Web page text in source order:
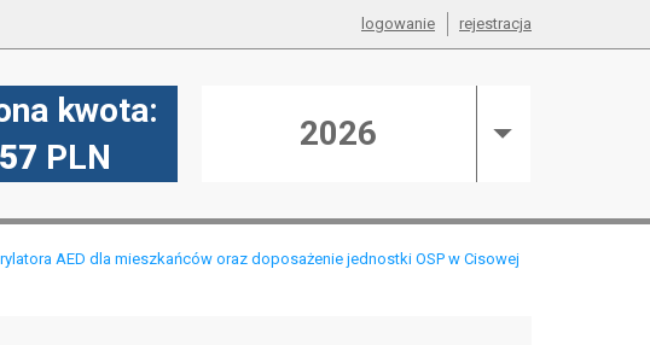
rejestracja
logowanie
kwota:
PLN
2026
AED dla mieszkańców oraz doposażenie jednostki OSP w Cisowej